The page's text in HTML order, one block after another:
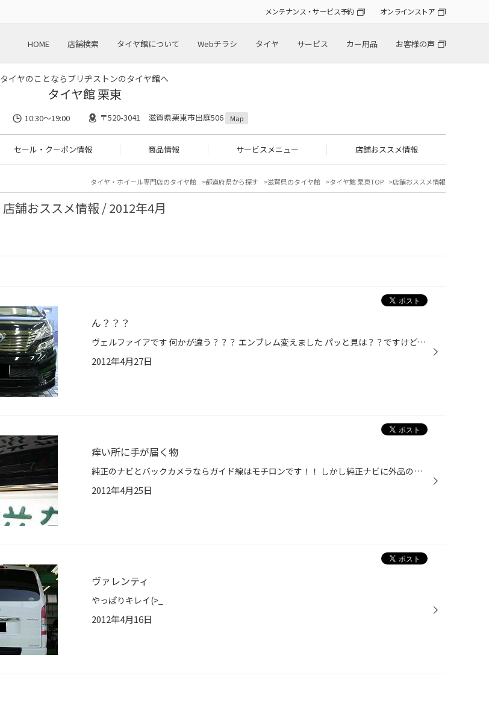
メンテナンス・サービス予約 オンラインストア
HOME 店舗検索 タイヤ館について Webチラシ タイヤ サービス カー用品 お客様の声
タイヤのことならブリヂストンのタイヤ館へ
タイヤ館 栗東
10:30～19:00 〒520-3041 滋賀県栗東市出庭506 Map
セール・クーポン情報 商品情報 サービスメニュー 店舗おススメ情報
タイヤ・ホイール専門店のタイヤ館 都道府県から探す 滋賀県のタイヤ館 タイヤ館 栗東TOP 店舗おススメ情報
店舗おススメ情報 / 2012年4月
ん？？？
ヴェルファイアです 何かが違う？？？ エンブレム変えました パッと見は？？ですけど、違いが判ると！！です ついでにラゲッジに置いてるこのタンク・・・ エアサスのタンクです！！ プシュープシューって音と共に車高が↑↓自在です！！
2012年4月27日
痒い所に手が届く物
純正のナビとバックカメラならガイド線はモチロンです！！ しかし純正ナビに外品のカメラはどうでしょう？？ 変換ケーブルを使えばガイドは出るのは普通です、ナビ側の設定なんで！！ でもハンドルを回した時の進路予測はでないですよね～((T_T) そんな時はコレ！！ 進路予測装置「パシス」です( ....
2012年4月25日
ヴァレンティ
やっぱりキレイ(>_
2012年4月16日